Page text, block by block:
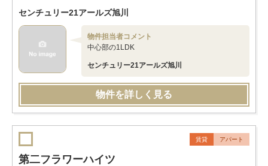
センチュリー21アールズ旭川
物件担当者コメント
中心部の1LDK
センチュリー21アールズ旭川
物件を詳しく見る
賃貸 アパート
第二フラワーハイツ